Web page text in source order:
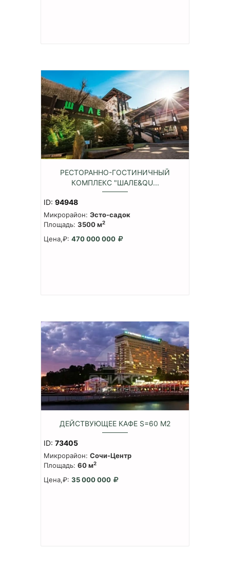
РЕСТОРАННО-ГОСТИНИЧНЫЙ
КОМПЛЕКС "ШАЛЕ&QU...
ID: 94948
Микрорайон: Эсто-садок
Площадь: 3500 м2
Цена,₽: 470 000 000
ДЕЙСТВУЮЩЕЕ КАФЕ S=60 М2
ID: 73405
Микрорайон: Сочи-Центр
Площадь: 60 м2
Цена,₽: 35 000 000